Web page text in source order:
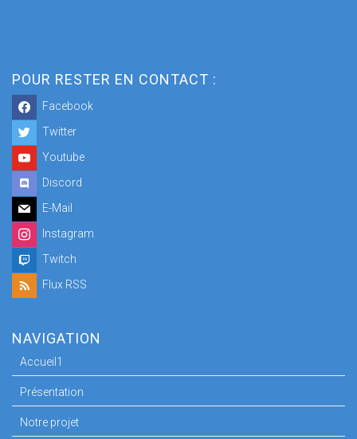
POUR RESTER EN CONTACT :
Facebook
Twitter
Youtube
Discord
E-Mail
Instagram
Twitch
Flux RSS
NAVIGATION
Accueil1
Présentation
Notre projet